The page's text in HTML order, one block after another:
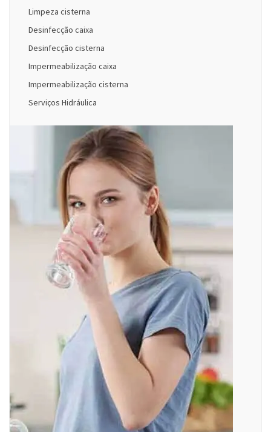
Limpeza cisterna
Desinfecção caixa
Desinfecção cisterna
Impermeabilização caixa
Impermeabilização cisterna
Serviços Hidráulica